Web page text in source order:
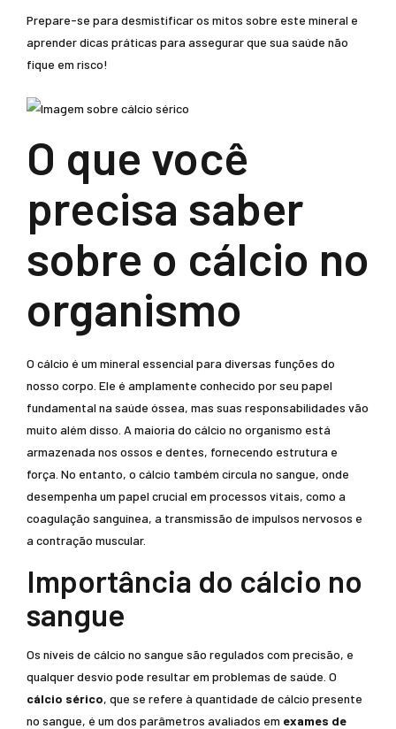
Prepare-se para desmistificar os mitos sobre este mineral e
aprender dicas práticas para assegurar que sua saúde não
fique em risco!
O que você
precisa saber
sobre o cálcio no
organismo
O cálcio é um mineral essencial para diversas funções do
nosso corpo. Ele é amplamente conhecido por seu papel
fundamental na saúde óssea, mas suas responsabilidades vão
muito além disso. A maioria do cálcio no organismo está
armazenada nos ossos e dentes, fornecendo estrutura e
força. No entanto, o cálcio também circula no sangue, onde
desempenha um papel crucial em processos vitais, como a
coagulação sanguínea, a transmissão de impulsos nervosos e
a contração muscular.
Importância do cálcio no
sangue
Os níveis de cálcio no sangue são regulados com precisão, e
qualquer desvio pode resultar em problemas de saúde. O
cálcio sérico, que se refere à quantidade de cálcio presente
no sangue, é um dos parâmetros avaliados em exames de